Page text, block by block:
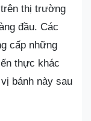
thị trường
đầu. Các
cấp những
thực khác
bánh này sau